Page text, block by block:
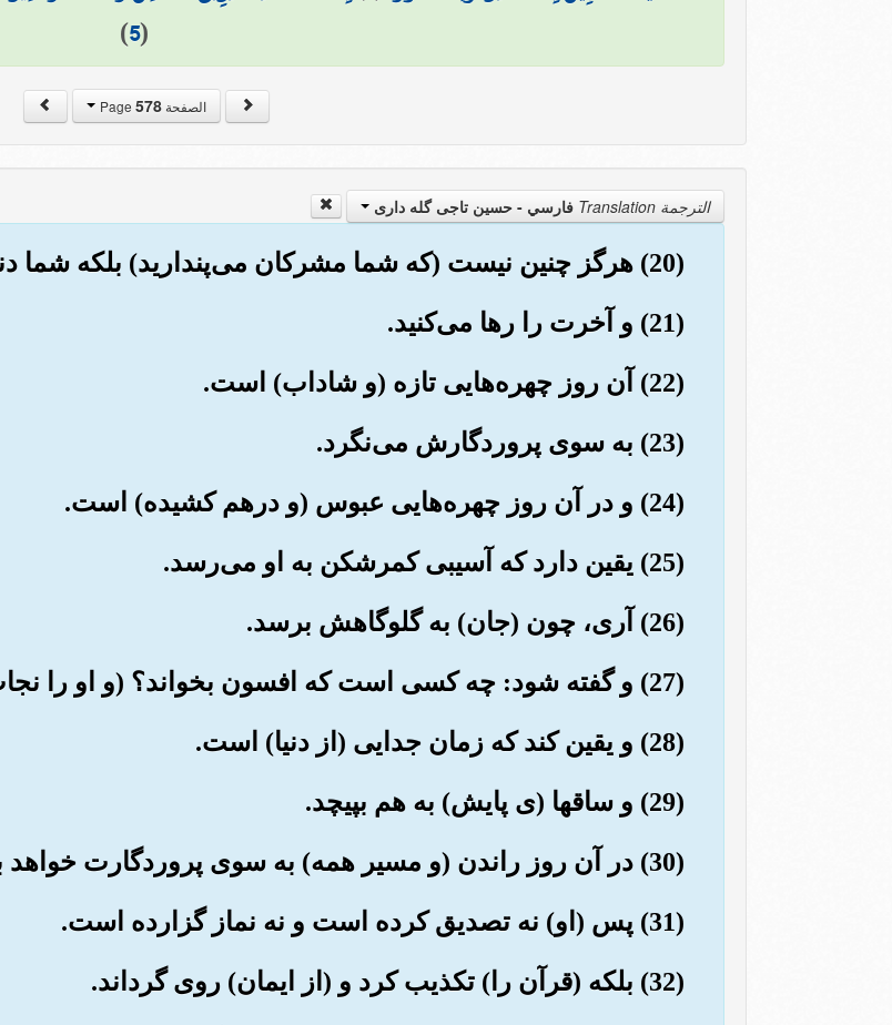
(
5
)
الصفحة Page578
الترجمة Translation فارسي - حسین تاجی گله داری
(20) هرگز چنین نیست (که شما مشرکان می‌پندارید) بلکه شما دنیا (ی زودگذر) را دوست دارید.
(21) و آخرت را رها می‌کنید.
(22) آن روز چهره‌هایی تازه (و شاداب) است.
(23) به سوی پروردگارش می‌نگرد.
(24) و در آن روز چهره‌هایی عبوس (و درهم کشیده) است.
(25) یقین دارد که آسیبی کمرشکن به او می‌رسد.
(26) آری، چون (جان) به گلوگاهش برسد.
(27) و گفته شود: چه کسی است که افسون بخواند؟ (و او را نجات دهد).
(28) و یقین کند که زمان جدایی (از دنیا) است.
(29) و ساقها (ی پایش) به هم بپیچد.
(30) در آن روز راندن (و مسیر همه) به سوی پروردگارت خواهد بود.
(31) پس (او) نه تصدیق کرده است و نه نماز گزارده است.
(32) بلکه (قرآن را) تکذیب کرد و (از ایمان) روی گرداند.